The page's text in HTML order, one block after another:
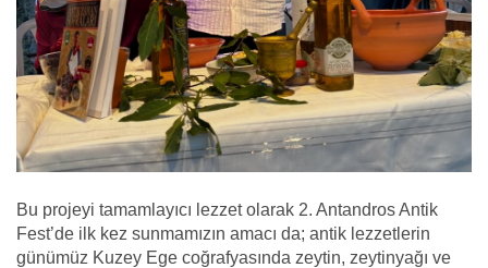
Bu projeyi tamamlayıcı lezzet olarak 2. Antandros Antik
Fest’de ilk kez sunmamızın amacı da; antik lezzetlerin
günümüz Kuzey Ege coğrafyasında zeytin, zeytinyağı ve